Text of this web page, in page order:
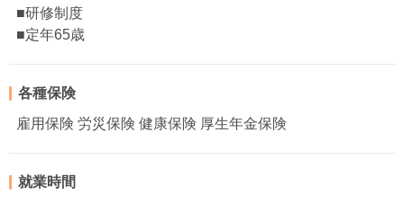
■研修制度
■定年65歳
各種保険
雇用保険 労災保険 健康保険 厚生年金保険
就業時間